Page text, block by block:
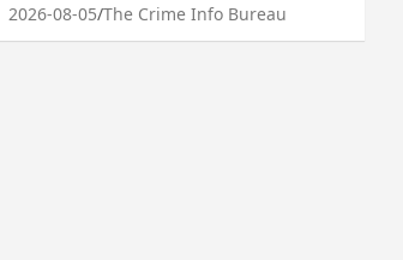
2026-08-05 The Crime Info Bureau